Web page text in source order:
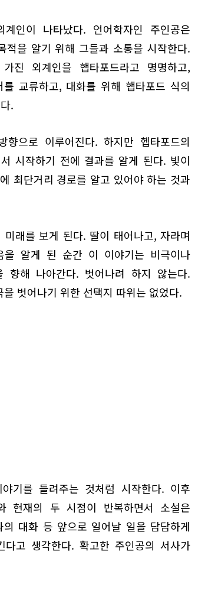
인이 나타났다. 언어학자인 주인공은
적을 알기 위해 그들과 소통을 시작한다.
진 외계인을 햅타포드라고 명명하고,
교류하고, 대화를 위해 햅타포드 식의
.
으로 이루어진다. 하지만 헵타포드의
시작하기 전에 결과를 알게 된다. 빛이
최단거리 경로를 알고 있어야 하는 것과
래를 보게 된다. 딸이 태어나고, 자라며
알게 된 순간 이 이야기는 비극이나
향해 나아간다. 벗어나려 하지 않는다.
벗어나기 위한 선택지 따위는 없었다.
기를 들려주는 것처럼 시작한다. 이후
현재의 두 시점이 반복하면서 소설은
대화 등 앞으로 일어날 일을 담담하게
고 생각한다. 확고한 주인공의 서사가